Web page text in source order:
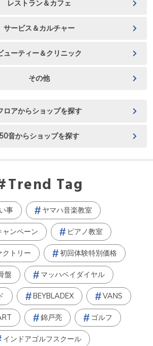
レストラン＆カフェ
サービス＆カルチャー
ューティー＆クリニック
その他
ロアからショップを探す
50音からショップを探す
Trend Tag
事 ヤマハ音楽教室
ャンペーン ピアノ教室
クトリー 初回体験特別価格
盤 マッハベイダイヤル
BEYBLADEX VANS
錦戸亮 ゴルフ
インドアゴルフスクール